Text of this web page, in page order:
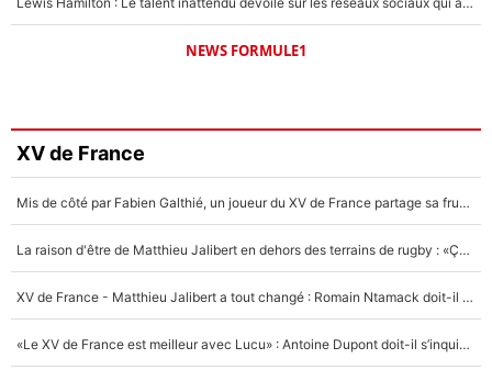
NEWS FORMULE1
XV de France
Mis de côté par Fabien Galthié, un joueur du XV de France partage sa frustration : «ils ne me l’ont pas dit tout de suite»
La raison d'être de Matthieu Jalibert en dehors des terrains de rugby : «Ça m'atteint autant que si tu touches à un membre de ma famille»
XV de France - Matthieu Jalibert a tout changé : Romain Ntamack doit-il s’inquiéter pour sa place à un an de la Coupe du monde ?
«Le XV de France est meilleur avec Lucu» : Antoine Dupont doit-il s’inquiéter pour sa place ?